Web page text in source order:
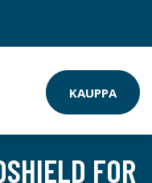
KAUPPA
FOR